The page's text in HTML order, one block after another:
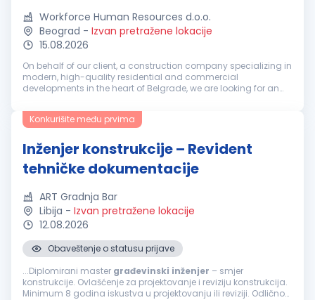
Workforce Human Resources d.o.o.
Beograd - Izvan pretražene lokacije
15.08.2026
On behalf of our client, a construction company specializing in
modern, high-quality residential and commercial
developments in the heart of Belgrade, we are looking for an
fast-growing or...
Konkurišite među prvima
Inženjer konstrukcije – Revident
tehničke dokumentacije
ART Gradnja Bar
Libija - Izvan pretražene lokacije
12.08.2026
Obaveštenje o statusu prijave
...Diplomirani master građevinski inženjer – smjer
konstrukcije. Ovlašćenje za projektovanje i reviziju konstrukcija.
Minimum 8 godina iskustva u projektovanju ili reviziji. Odlično